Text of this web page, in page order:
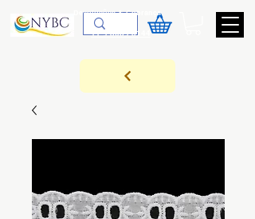
Devoluções & Cobrança
11-9-3089-3144